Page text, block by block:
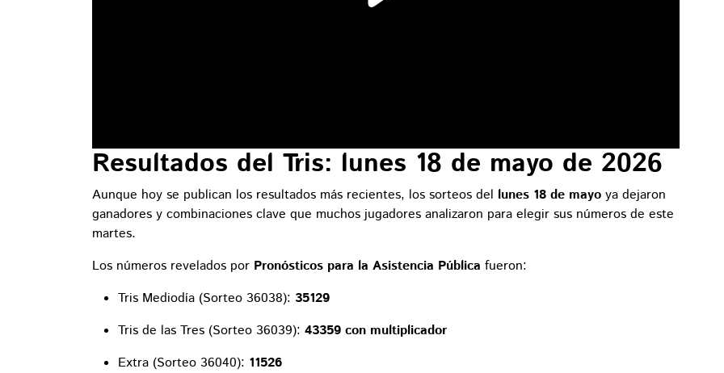
Resultados del Tris: lunes 18 de mayo de 2026
Aunque hoy se publican los resultados más recientes, los sorteos del lunes 18 de mayo ya dejaron
ganadores y combinaciones clave que muchos jugadores analizaron para elegir sus números de este
martes.
Los números revelados por Pronósticos para la Asistencia Pública fueron:
Tris Mediodía (Sorteo 36038): 35129
Tris de las Tres (Sorteo 36039): 43359 con multiplicador
Extra (Sorteo 36040): 11526